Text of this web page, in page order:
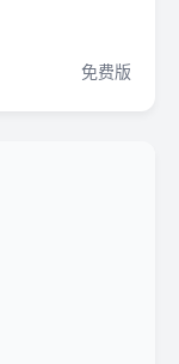
免费版